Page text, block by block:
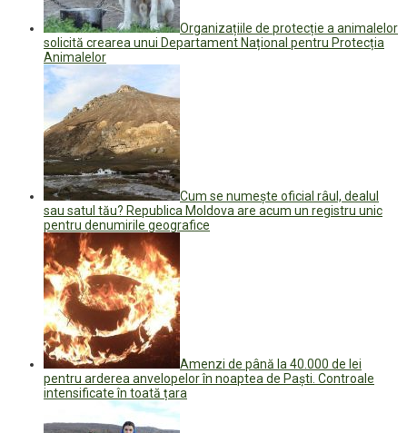
Organizațiile de protecție a animalelor
solicită crearea unui Departament Național pentru Protecția
Animalelor
Cum se numește oficial râul, dealul
sau satul tău? Republica Moldova are acum un registru unic
pentru denumirile geografice
Amenzi de până la 40.000 de lei
pentru arderea anvelopelor în noaptea de Paști. Controale
intensificate în toată țara